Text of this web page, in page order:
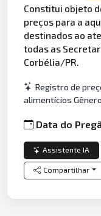
Constitui objeto
preços para a
destinados ao
todas as
Corbélia/PR.
Registro de
alimentícios
Data do
Assistente IA
Compartilhar